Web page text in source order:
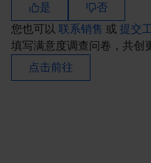
是
否
您也可以 联系销售 或 提交
填写满意度调查问卷，共创
点击前往